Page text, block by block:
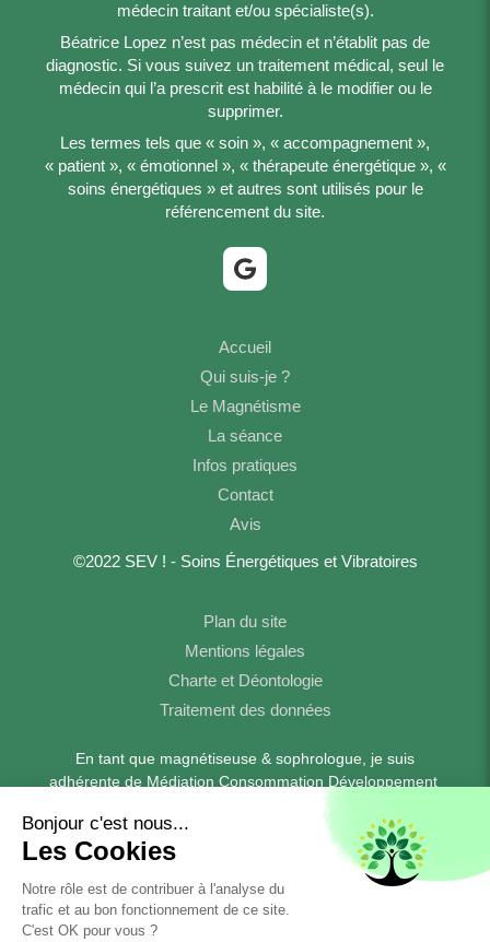
médecin traitant et/ou spécialiste(s).
Béatrice Lopez n’est pas médecin et n’établit pas de
diagnostic. Si vous suivez un traitement médical, seul le
médecin qui l’a prescrit est habilité à le modifier ou le
supprimer.
Les termes tels que « soin », « accompagnement »,
« patient », « émotionnel », « thérapeute énergétique », «
soins énergétiques » et autres sont utilisés pour le
référencement du site.
Accueil
Qui suis-je ?
Le Magnétisme
La séance
Infos pratiques
Contact
Avis
©2022 SEV ! - Soins Énergétiques et Vibratoires
Plan du site
Mentions légales
Charte et Déontologie
Traitement des données
En tant que magnétiseuse & sophrologue, je suis
adhérente de Médiation Consommation Développement
Pour les séances à domicile, je me déplace surBoulogne-
Neuilly-sur-Seine ,
Courbevoie,Puteaux,Suresnes
Saint-CoudetSèvres